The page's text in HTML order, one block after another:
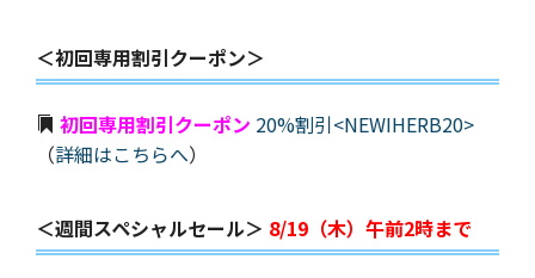
＜初回専用割引クーポン＞
初回専用割引クーポン 20%割引<NEWIHERB20>
（詳細はこちらへ）
＜週間スペシャルセール＞ 8/19（木）午前2時まで